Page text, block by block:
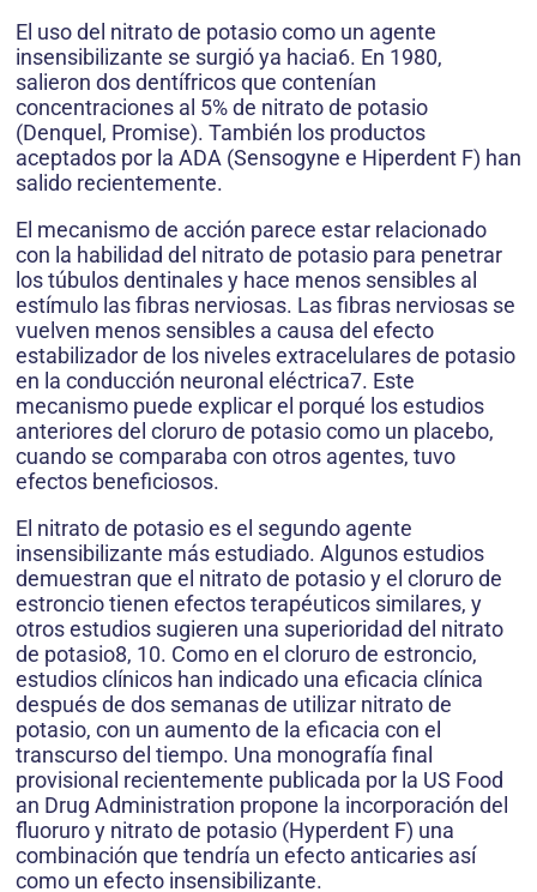
El uso del nitrato de potasio como un agente
insensibilizante se surgió ya hacia6. En 1980,
salieron dos dentífricos que contenían
concentraciones al 5% de nitrato de potasio
(Denquel, Promise). También los productos
aceptados por la ADA (Sensogyne e Hiperdent F) han
salido recientemente.
El mecanismo de acción parece estar relacionado
con la habilidad del nitrato de potasio para penetrar
los túbulos dentinales y hace menos sensibles al
estímulo las fibras nerviosas. Las fibras nerviosas se
vuelven menos sensibles a causa del efecto
estabilizador de los niveles extracelulares de potasio
en la conducción neuronal eléctrica7. Este
mecanismo puede explicar el porqué los estudios
anteriores del cloruro de potasio como un placebo,
cuando se comparaba con otros agentes, tuvo
efectos beneficiosos.
El nitrato de potasio es el segundo agente
insensibilizante más estudiado. Algunos estudios
demuestran que el nitrato de potasio y el cloruro de
estroncio tienen efectos terapéuticos similares, y
otros estudios sugieren una superioridad del nitrato
de potasio8, 10. Como en el cloruro de estroncio,
estudios clínicos han indicado una eficacia clínica
después de dos semanas de utilizar nitrato de
potasio, con un aumento de la eficacia con el
transcurso del tiempo. Una monografía final
provisional recientemente publicada por la US Food
an Drug Administration propone la incorporación del
fluoruro y nitrato de potasio (Hyperdent F) una
combinación que tendría un efecto anticaries así
como un efecto insensibilizante.